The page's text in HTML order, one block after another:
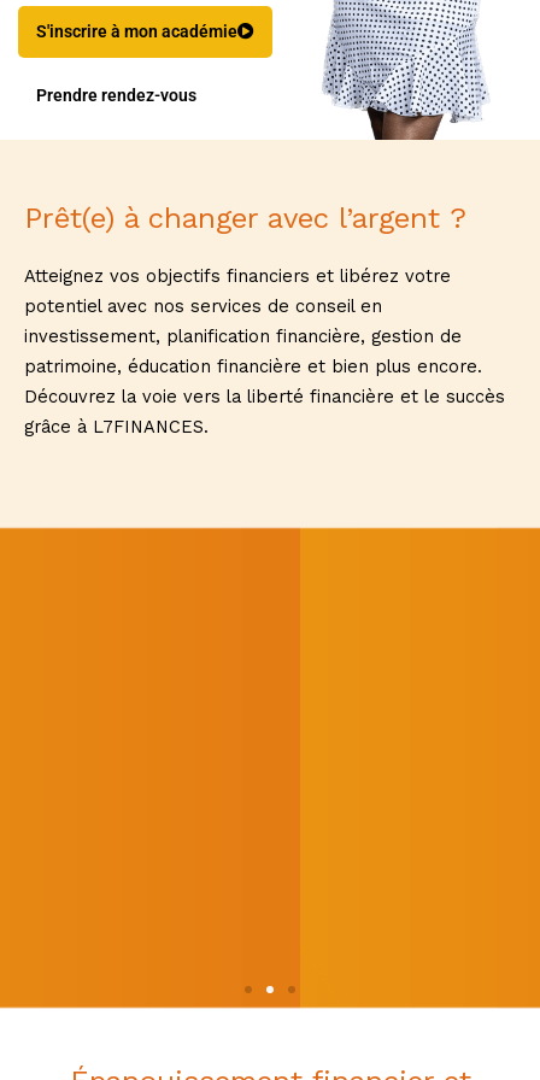
S'inscrire à mon académie
Prendre rendez-vous
Prêt(e) à changer avec l’argent ?
Atteignez vos objectifs financiers et libérez votre
potentiel avec nos services de conseil en
investissement, planification financière, gestion de
patrimoine, éducation financière et bien plus encore.
Découvrez la voie vers la liberté financière et le succès
grâce à L7FINANCES.